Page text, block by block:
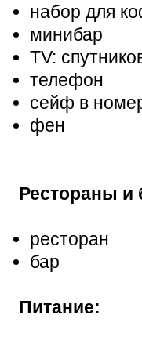
набор для
минибар
TV:
телефон
сейф в
фен
Рестораны и
ресторан
бар
Питание: